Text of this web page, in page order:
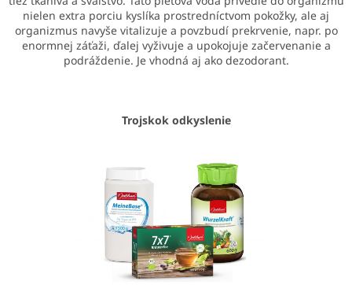
nielen extra porciu kyslíka prostredníctvom pokožky, ale aj
organizmus navyše vitalizuje a povzbudí prekrvenie, napr. po
enormnej záťaži, ďalej vyživuje a upokojuje začervenanie a
podráždenie. Je vhodná aj ako dezodorant.
Trojskok odkyslenie